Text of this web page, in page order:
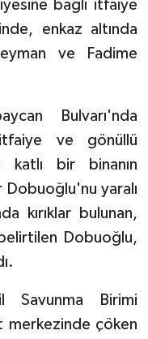
bağlı itfaiye
enkaz altında
ve Fadime
Bulvarı'nda
itfaiye ve gönüllü
katlı bir binanın
Dobuoğlu'nu yaralı
kırıklar bulunan,
Dobuoğlu,
Savunma Birimi
merkezinde çöken